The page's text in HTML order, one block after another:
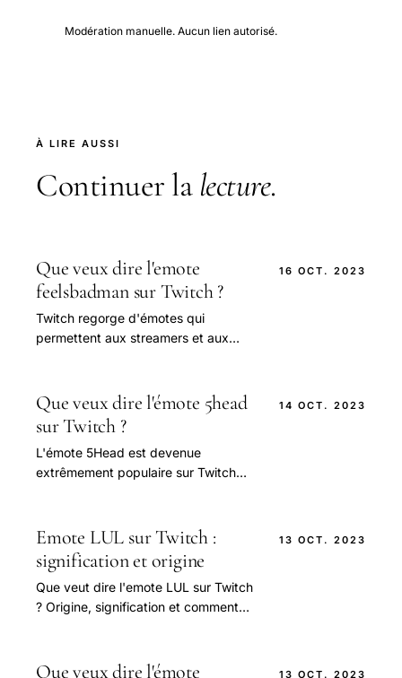
Modération manuelle. Aucun lien autorisé.
À LIRE AUSSI
Continuer la lecture.
Que veux dire l'emote
feelsbadman sur Twitch ?
Twitch regorge d'émotes qui
permettent aux streamers et aux
16 OCT. 2023
Que veux dire l'émote 5head
sur Twitch ?
L'émote 5Head est devenue
extrêmement populaire sur Twitch
streamers.
14 OCT. 2023
Emote LUL sur Twitch :
signification et origine
Que veut dire l'emote LUL sur Twitch
? Origine, signification et comment
13 OCT. 2023
Que veux dire l'émote 13 OCT. 2023